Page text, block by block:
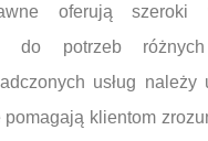
oferują szeroki
do potrzeb
usług należy
pomagają klientom